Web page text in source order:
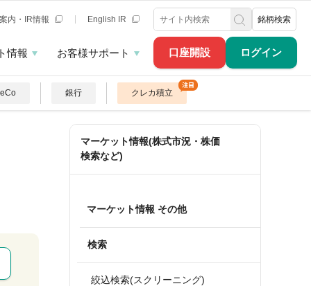
口座開設 ログイン
内・IR情報 English IR 銘柄検索
情報 お客様サポート
銀行 クレカ積立
マーケット情報(株式市況・株価
検索など)
マーケット情報 その他
検索
絞込検索(スクリーニング)